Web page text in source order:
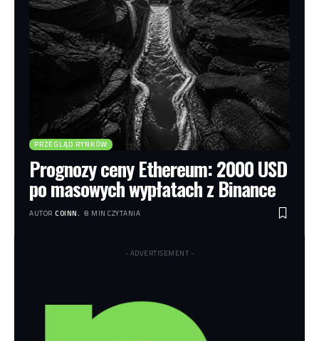
PRZEGLĄD RYNKÓW
Prognozy ceny Ethereum: 2000 USD
po masowych wypłatach z Binance
AUTOR COINN. 8 MIN CZYTANIA
- ADVERTISEMENT -